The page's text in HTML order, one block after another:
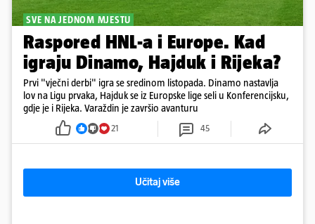
SVE NA JEDNOM MJESTU
Raspored HNL-a i Europe. Kad
igraju Dinamo, Hajduk i Rijeka?
Prvi "vječni derbi" igra se sredinom listopada. Dinamo nastavlja
lov na Ligu prvaka, Hajduk se iz Europske lige seli u Konferencijsku,
gdje je i Rijeka. Varaždin je završio avanturu
21 45
Učitaj više